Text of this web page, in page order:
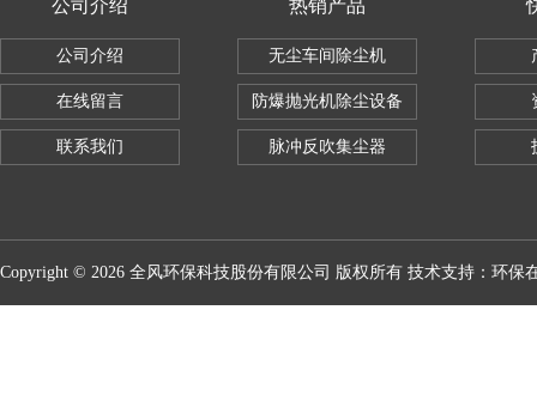
公司介绍
公司介绍
在线留言
联系我们
热销产品
无尘车间除尘机
防爆抛光机除尘设备
脉冲反吹集尘器
Copyright © 2026 全风环保科技股份有限公司 版权所有 技术支持： 环保